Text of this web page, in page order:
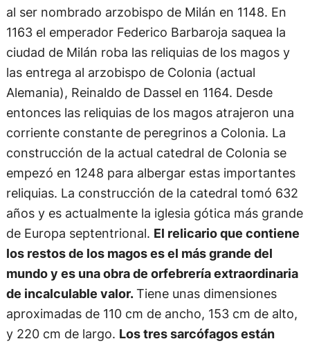
al ser nombrado arzobispo de Milán en 1148. En
1163 el emperador Federico Barbaroja saquea la
ciudad de Milán roba las reliquias de los magos y
las entrega al arzobispo de Colonia (actual
Alemania), Reinaldo de Dassel en 1164. Desde
entonces las reliquias de los magos atrajeron una
corriente constante de peregrinos a Colonia. La
construcción de la actual catedral de Colonia se
empezó en 1248 para albergar estas importantes
reliquias. La construcción de la catedral tomó 632
años y es actualmente la iglesia gótica más grande
de Europa septentrional. El relicario que contiene
los restos de los magos es el más grande del
mundo y es una obra de orfebrería extraordinaria
de incalculable valor.Tiene unas dimensiones
aproximadas de 110 cm de ancho, 153 cm de alto,
y 220 cm de largo. Los tres sarcófagos están